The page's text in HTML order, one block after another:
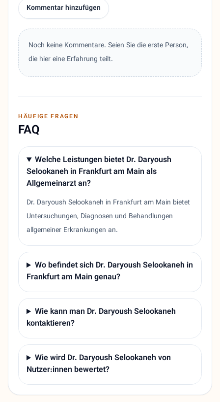
Kommentar hinzufügen
Noch keine Kommentare. Seien Sie die erste Person,
die hier eine Erfahrung teilt.
HÄUFIGE FRAGEN
FAQ
Welche Leistungen bietet Dr. Daryoush
Selookaneh in Frankfurt am Main als
Allgemeinarzt an?
Dr. Daryoush Selookaneh in Frankfurt am Main bietet
Untersuchungen, Diagnosen und Behandlungen
allgemeiner Erkrankungen an.
Wo befindet sich Dr. Daryoush Selookaneh in
Frankfurt am Main genau?
Wie kann man Dr. Daryoush Selookaneh
kontaktieren?
Wie wird Dr. Daryoush Selookaneh von
Nutzer:innen bewertet?